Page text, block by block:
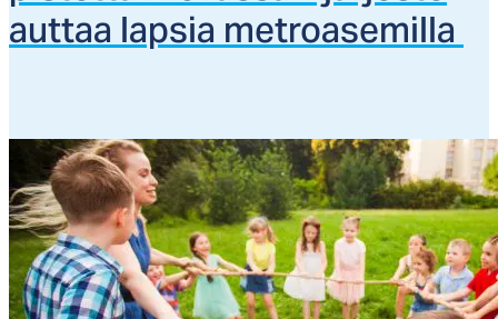
aut­taa lap­sia met­roa­se­mil­la